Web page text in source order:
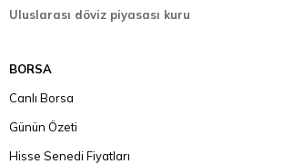
Uluslarası döviz piyasası kuru
BORSA
Canlı Borsa
Günün Özeti
Hisse Senedi Fiyatları